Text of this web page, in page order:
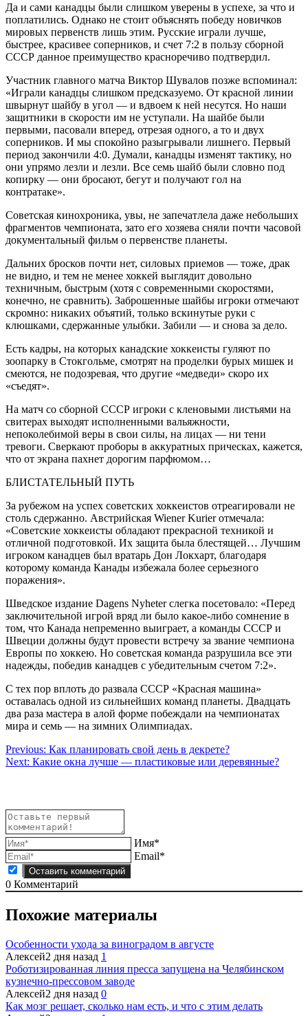
Да и сами канадцы были слишком уверены в успехе, за что и
поплатились. Однако не стоит объяснять победу новичков
мировых первенств лишь этим. Русские играли лучше,
быстрее, красивее соперников, и счет 7:2 в пользу сборной
СССР данное преимущество красноречиво подтвердил.
Участник главного матча Виктор Шувалов позже вспоминал:
«Играли канадцы слишком предсказуемо. От красной линии
швырнут шайбу в угол — и вдвоем к ней несутся. Но наши
защитники в скорости им не уступали. На шайбе были
первыми, пасовали вперед, отрезая одного, а то и двух
соперников. И мы спокойно разыгрывали лишнего. Первый
период закончили 4:0. Думали, канадцы изменят тактику, но
они упрямо лезли и лезли. Все семь шайб были словно под
копирку — они бросают, бегут и получают гол на
контратаке».
Советская кинохроника, увы, не запечатлела даже небольших
фрагментов чемпионата, зато его хозяева сняли почти часовой
документальный фильм о первенстве планеты.
Дальних бросков почти нет, силовых приемов — тоже, драк
не видно, и тем не менее хоккей выглядит довольно
техничным, быстрым (хотя с современными скоростями,
конечно, не сравнить). Заброшенные шайбы игроки отмечают
скромно: никаких объятий, только вскинутые руки с
клюшками, сдержанные улыбки. Забили — и снова за дело.
Есть кадры, на которых канадские хоккеисты гуляют по
зоопарку в Стокгольме, смотрят на проделки бурых мишек и
смеются, не подозревая, что другие «медведи» скоро их
«съедят».
На матч со сборной СССР игроки с кленовыми листьями на
свитерах выходят исполненными вальяжности,
непоколебимой веры в свои силы, на лицах — ни тени
тревоги. Сверкают проборы в аккуратных прическах, кажется,
что от экрана пахнет дорогим парфюмом…
БЛИСТАТЕЛЬНЫЙ ПУТЬ
За рубежом на успех советских хоккеистов отреагировали не
столь сдержанно. Австрийская Wiener Kuriеr отмечала:
«Советские хоккеисты обладают прекрасной техникой и
отличной подготовкой. Их защита была блестящей… Лучшим
игроком канадцев был вратарь Дон Локхарт, благодаря
которому команда Канады избежала более серьезного
поражения».
Шведское издание Dagens Nyheter слегка посетовало: «Перед
заключительной игрой вряд ли было какое-либо сомнение в
том, что Канада непременно выиграет, а команды СССР и
Швеции должны будут провести встречу за звание чемпиона
Европы по хоккею. Но советская команда разрушила все эти
надежды, победив канадцев с убедительным счетом 7:2».
С тех пор вплоть до развала СССР «Красная машина»
оставалась одной из сильнейших команд планеты. Двадцать
два раза мастера в алой форме побеждали на чемпионатах
мира и семь — на зимних Олимпиадах.
Навигация
по
Previous: Как планировать свой день в декрете?
Next: Какие окна лучше — пластиковые или деревянные?
Имя*
Email*
0 Комментарий
Похожие материалы
Особенности ухода за виноградом в августе
Алексей2 дня назад 1
Роботизированная линия пресса запущена на Челябинском
кузнечно-прессовом заводе
Алексей2 дня назад 0
Как мозг решает, сколько нам есть, и что с этим делать